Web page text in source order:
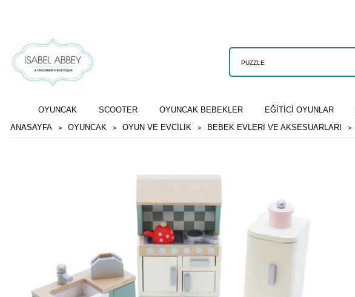
OYUNCAK SCOOTER OYUNCAK BEBEKLER EĞİTİCİ OYUNLAR
ANASAYFA
OYUNCAK OYUN VE EVCILIK BEBEK EVLERI VE AKSESUARLARI